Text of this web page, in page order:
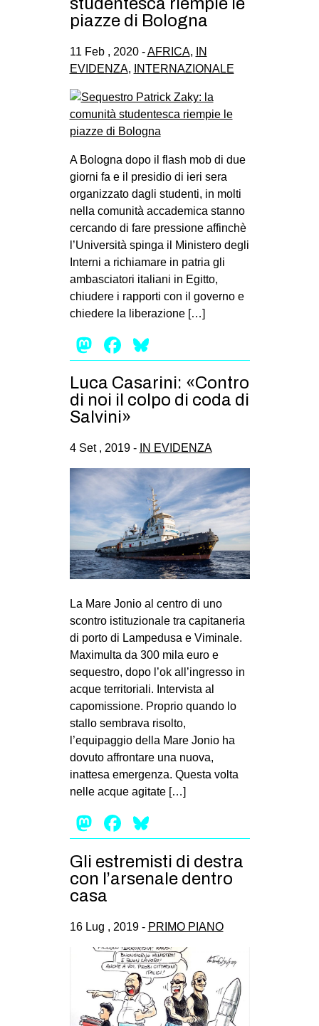
piazze di Bologna
11 Feb , 2020 -AFRICA,
IN
EVIDENZA, INTERNAZIONALE
A Bologna dopo il flash mob di due
giorni fa e il presidio di ieri sera
organizzato dagli studenti, in molti
nella comunità accademica stanno
cercando di fare pressione affinchè
l’Università spinga il Ministero degli
Interni a richiamare in patria gli
ambasciatori italiani in Egitto,
chiudere i rapporti con il governo e
chiedere la liberazione […]
Mastodon
Facebook
Luca Casarini: «Contro
di noi il colpo di coda di
Salvini»
4 Set , 2019 - IN EVIDENZA
La Mare Jonio al centro di uno
scontro istituzionale tra capitaneria
di porto di Lampedusa e Viminale.
Maximulta da 300 mila euro e
sequestro, dopo l’ok all’ingresso in
acque territoriali. Intervista al
capomissione. Proprio quando lo
stallo sembrava risolto,
l’equipaggio della Mare Jonio ha
dovuto affrontare una nuova,
inattesa emergenza. Questa volta
nelle acque agitate […]
Mastodon
Facebook
Gli estremisti di destra
con l’arsenale dentro
casa
16 Lug , 2019 - PRIMO PIANO